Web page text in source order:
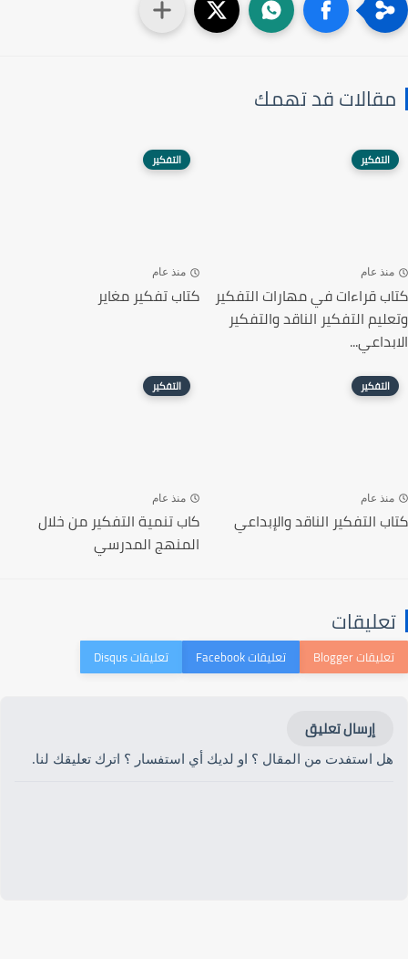
مقالات قد تهمك
التفكير
منذ عام
كتاب قراءات في مهارات التفكير
وتعليم التفكير الناقد والتفكير
الابداعي...
التفكير
منذ عام
كتاب تفكير مغاير
التفكير
منذ عام
كتاب التفكير الناقد والإبداعي
التفكير
منذ عام
كاب تنمية التفكير من خلال
المنهج المدرسي
تعليقات
إرسال تعليق
هل استفدت من المقال ؟ او لديك أي استفسار ؟ اترك تعليقك لنا.